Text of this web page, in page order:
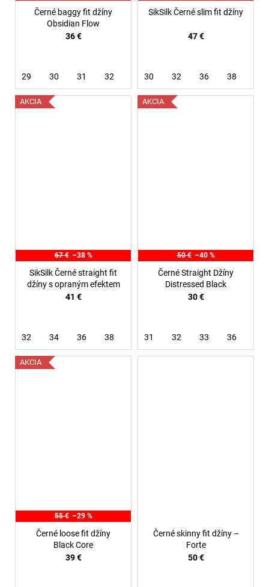
Černé baggy fit džíny
Obsidian Flow
36 €
29 30 31 32
SikSilk Černé slim fit džíny
47 €
30 32 36 38
AKCIA
67 € –38 %
SikSilk Černé straight fit
džíny s opraným efektem
41 €
32 34 36 38
AKCIA
50 € –40 %
Černé Straight Džíny
Distressed Black
30 €
31 32 33 36
AKCIA
55 € –29 %
Černé loose fit džíny
Black Core
39 €
Černé skinny fit džíny –
Forte
50 €